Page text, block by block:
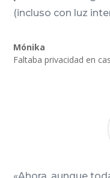
(incluso con luz
Mónika
Faltaba privacidad en